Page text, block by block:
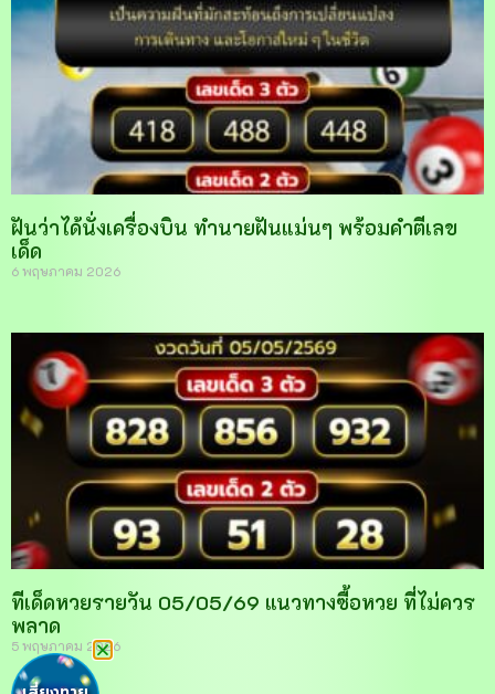
ฝันว่าได้นั่งเครื่องบิน ทำนายฝันแม่นๆ พร้อมคำตีเลข
เด็ด
6 พฤษภาคม 2026
ทีเด็ดหวยรายวัน 05/05/69 แนวทางซื้อหวย ที่ไม่ควร
พลาด
5 พฤษภาคม 2026